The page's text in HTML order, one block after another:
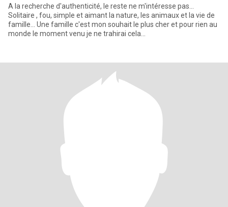
A la recherche d'authenticité, le reste ne m'intéresse pas...
Solitaire , fou, simple et aimant la nature, les animaux et la vie de
famille... Une famille c'est mon souhait le plus cher et pour rien au
monde le moment venu je ne trahirai cela...